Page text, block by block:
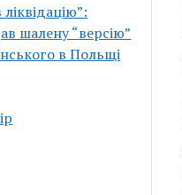
шалену “версію”
в Польщі